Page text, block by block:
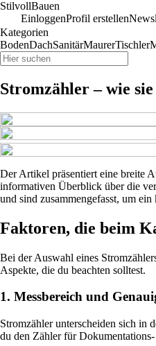
StilvollBauen
EinloggenProfil erstellen
Kategorien
BodenDachSanitärMaurerTischler
Stromzähler – wie
Der Artikel präsentiert eine breite
informativen Überblick über die
und sind zusammengefasst, um
Faktoren, die beim
Bei der Auswahl eines
Aspekte, die du beachten solltest.
1. Messbereich und
Stromzähler unterscheiden sich in
du den Zähler für